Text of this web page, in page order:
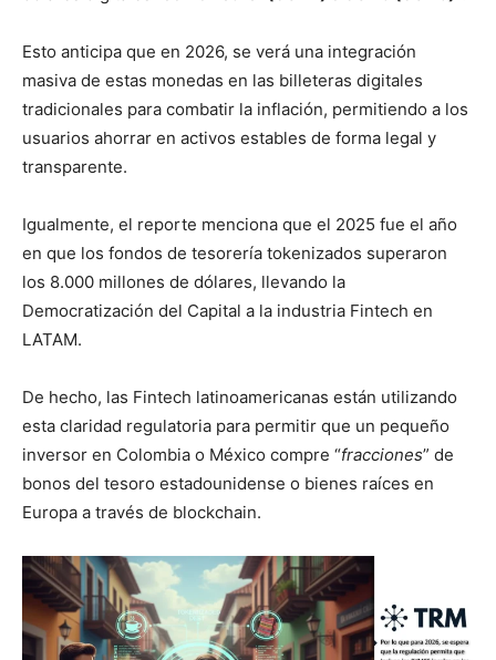
Esto anticipa que en 2026, se verá una integración
masiva de estas monedas en las billeteras digitales
tradicionales para combatir la inflación, permitiendo a los
usuarios ahorrar en activos estables de forma legal y
transparente.
Igualmente, el reporte menciona que el 2025 fue el año
en que los fondos de tesorería tokenizados superaron
los 8.000 millones de dólares, llevando la
Democratización del Capital a la industria Fintech en
LATAM.
De hecho, las Fintech latinoamericanas están utilizando
esta claridad regulatoria para permitir que un pequeño
inversor en Colombia o México compre “fracciones” de
bonos del tesoro estadounidense o bienes raíces en
Europa a través de blockchain.